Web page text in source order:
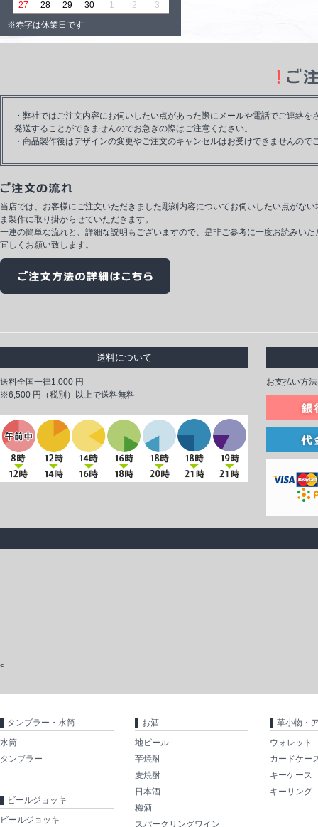
27 28 29 30 1 2 3
※赤字は休業日です
・弊社ではご注文内容にお伺いしたい点があった際にメールや電話でご連絡
発送することができませんのでお急ぎの際はご注意ください。
・商品製作後はデザインの変更やご注文のキャンセルはお受けできませんので
当店では、お客様にご注文いただきました彫刻内容についてお伺いしたい点がな
ま製作に取り掛からせていただきます。
一連の簡単な流れと、詳細な説明もございますので、是非ご参考に一度お読みいた
宜しくお願い致します。
送料について
送料全国一律1,000 円
※6,500 円（税別）以上で送料無料
お支払い方
<
タンブラー・水筒
水筒
タンブラー
ビールジョッキ
ビールジョッキ
お酒
地ビール
芋焼酎
麦焼酎
日本酒
梅酒
スパークリングワイン
革小物・
ウォレット
カードケー
キーケース
キーリング